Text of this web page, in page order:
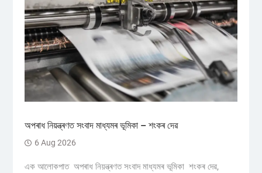
অপৰাধ নিয়ন্ত্ৰণত সংবাদ মাধ্যমৰ ভূমিকা – শংকৰ দেৱ
6 Aug 2026
এক আলোকপাত অপৰাধ নিয়ন্ত্ৰণত সংবাদ মাধ্যমৰ ভূমিকা শংকৰ দেৱ,